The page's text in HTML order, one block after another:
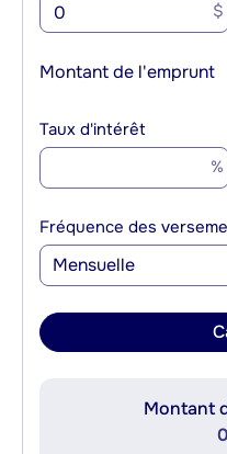
$
Montant de l'emprunt
Taux d'intérêt
%
Fréquence des
Mensuelle
Montant